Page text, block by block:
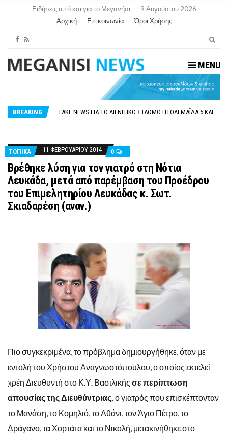
Ειδήσεις από και για το Μεγανήσι
9 Αυγούστου 2026
Αρχική
Επικοινωνία Όροι Χρήσης
MENU
BREAKING
ΠΑΡΑΙΤΉΘΗΚΕ Η ΑΝΤΙΔΉΜΑΡΧΟΣ ΠΟΛΙΤΙΣΜΟΎ ΜΕΓΑΝΗΣΊΟΥ Κ . ΕΥΑΓΓΕΛΊΑ ΜΕΛΆ. Η ΕΠΙΣΤΟΛΉ ΤΗΣ ΠΑΡΑΊΤΗΣΗΣ
FAKE NEWS ΓΙΑ ΤΟ ΛΙΓΝΙΤΙΚΌ ΣΤΑΘΜΌ ΠΤΟΛΕΜΑΪ́ΔΑ 5 ΚΑΙ ΤΗΝ ΕΝΕΡΓΕΙΑΚΉ ΑΣΦΆΛΕΙΑ ΤΗΣ ΧΏΡΑΣ
ΤΟΠΙΚΑ
11 ΦΕΒΡΟΥΑΡΊΟΥ 2014 0
Βρέθηκε λύση για τον γιατρό στη Νότια
Λευκάδα, μετά από παρέμβαση του Προέδρου
του Επιμελητηρίου Λευκάδας κ. Σωτ.
Σκιαδαρέση (αναν.)
Πιο συγκεκριμένα, το πρόβλημα δημιουργήθηκε, όταν με
εντολή του Χρήστου Αναγνωστόπουλου, ο οποίος εκτελεί
χρέη Διευθυντή στο Κ.Υ. Βασιλικής σε περίπτωση
απουσίας της Διευθύντριας, ο γιατρός που επισκέπτονταν
το Μανάση, το Κομηλιό, το Αθάνι, τον Άγιο Πέτρο, το
Δράγανο, τα Χορτάτα και το Νικολή, μετακινήθηκε στο